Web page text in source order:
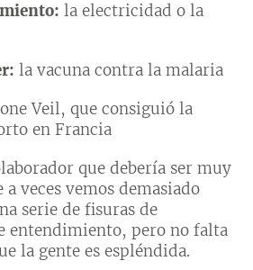
la electricidad o la
la vacuna contra la malaria
Veil, que consiguió la
en Francia
que debería ser muy
veces vemos demasiado
serie de fisuras de
entendimiento, pero no falta
la gente es espléndida.